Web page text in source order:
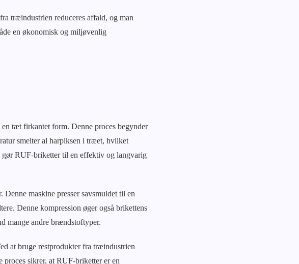
træindustrien reduceres affald, og man
en økonomisk og miljøvenlig
tæt firkantet form. Denne proces begynder
smelter al harpiksen i træet, hvilket
RUF-briketter til en effektiv og langvarig
maskine presser savsmuldet til en
Denne kompression øger også brikettens
mange andre brændstoftyper.
at bruge restprodukter fra træindustrien
sikrer, at RUF-briketter er en